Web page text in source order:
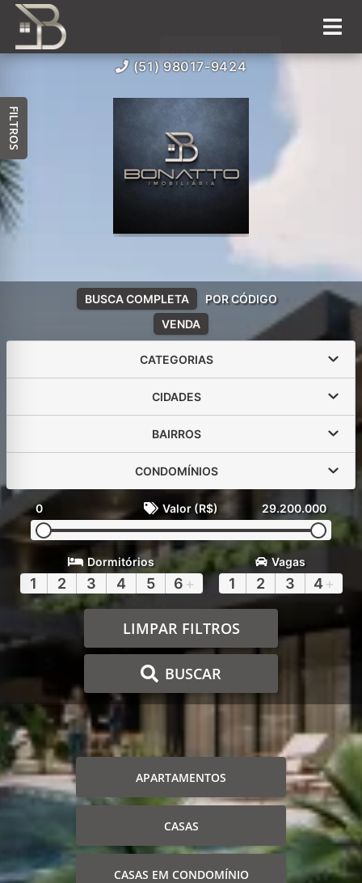
(51) 98017-9424
VENDA
BUSCA COMPLETA POR CÓDIGO
CATEGORIAS
CIDADES
BAIRROS
CONDOMÍNIOS
0 Valor (R$) 29.200.000
Dormitórios
1 2 3 4 5 6 +
Vagas
1 2 3 4 +
LIMPAR FILTROS
BUSCAR
APARTAMENTOS
CASAS
CASAS EM CONDOMÍNIO
FILTROS